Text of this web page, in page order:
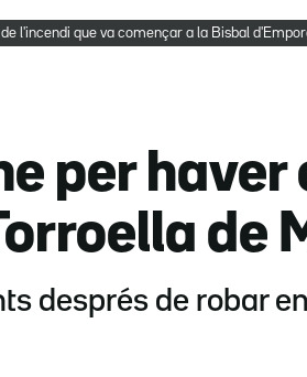
l'incendi que va començar a la Bisbal
per
de
després de robar